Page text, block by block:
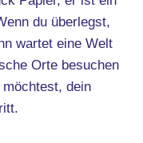
du überlegst,
wartet eine Welt
Orte besuchen
dein